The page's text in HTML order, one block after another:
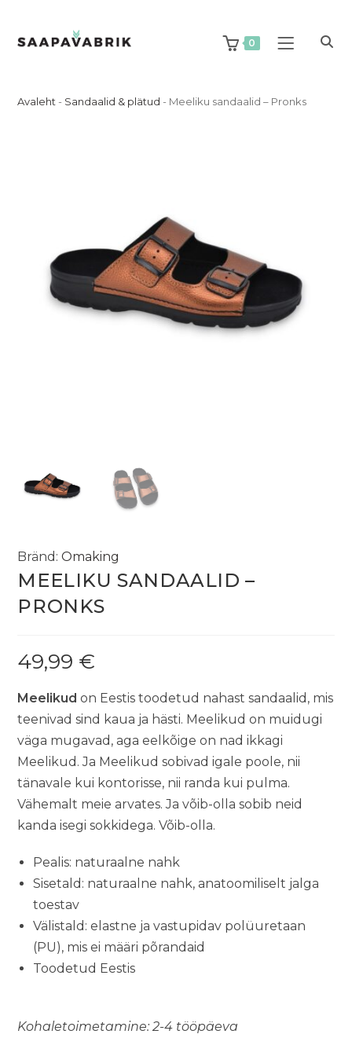
content
0
Avaleht - Sandaalid & plätud - Meeliku sandaalid – Pronks
Bränd: Omaking
MEELIKU SANDAALID –
PRONKS
49,99 €
Meelikudon Eestis toodetud nahast sandaalid, mis
teenivad sind kaua ja hästi. Meelikud on muidugi
väga mugavad, aga eelkõige on nad ikkagi
Meelikud. Ja Meelikud sobivad igale poole, nii
tänavale kui kontorisse, nii randa kui pulma.
Vähemalt meie arvates. Ja võib-olla sobib neid
kanda isegi sokkidega. Võib-olla.
Pealis: naturaalne nahk
Sisetald: naturaalne nahk, anatoomiliselt jalga
toestav
Välistald: elastne ja vastupidav polüuretaan
(PU), mis ei määri põrandaid
Toodetud Eestis
Kohaletoimetamine: 2-4 tööpäeva